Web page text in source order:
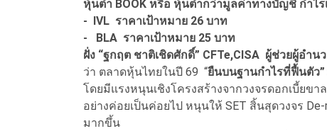
หุ้นต่ำ BOOK หรือ หุ้นต่ำกว่ามูลค่าทางบัญชี กำไร
- IVL ราคาเป้าหมาย 26 บาท
- BLA ราคาเป้าหมาย 25 บาท
ฝั่ง “ฐกฤต ชาติเชิดศักดิ์” CFTe,CISA ผู้ช่วยผู้อำน
ว่า ตลาดหุ้นไทยในปี 69 “ยืนบนฐานกำไรที่ฟื้นตัว”
โดยมีแรงหนุนเชิงโครงสร้างจากวงจรดอกเบี้ยข
อย่างค่อยเป็นค่อยไป หนุนให้ SET สิ้นสุดวงจร
มากขึ้น